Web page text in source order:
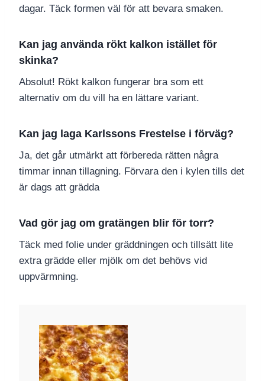
dagar. Täck formen väl för att bevara smaken.
Kan jag använda rökt kalkon istället för
skinka?
Absolut! Rökt kalkon fungerar bra som ett
alternativ om du vill ha en lättare variant.
Kan jag laga Karlssons Frestelse i förväg?
Ja, det går utmärkt att förbereda rätten några
timmar innan tillagning. Förvara den i kylen tills det
är dags att grädda
Vad gör jag om gratängen blir för torr?
Täck med folie under gräddningen och tillsätt lite
extra grädde eller mjölk om det behövs vid
uppvärmning.